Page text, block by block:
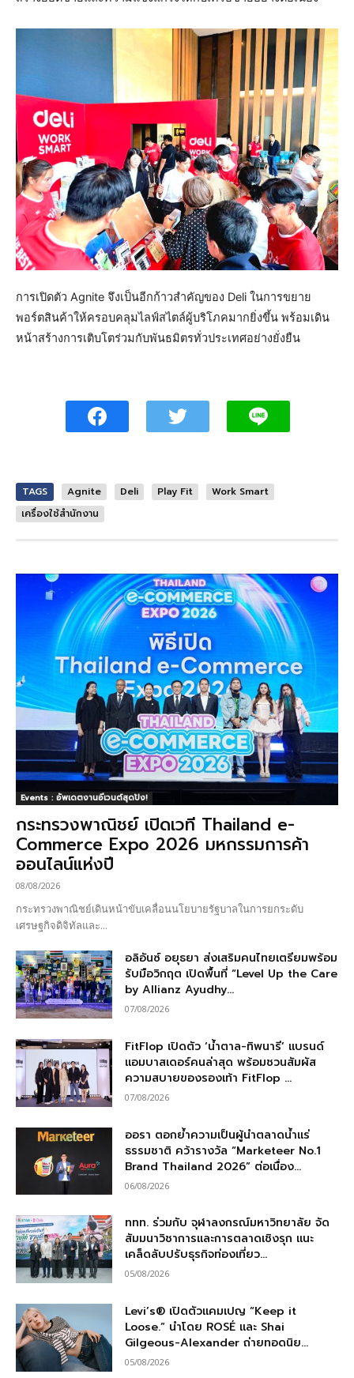
การเปิดตัว Agnite จึงเป็นอีกก้าวสำคัญของ Deli ในการขยาย
พอร์ตสินค้าให้ครอบคลุมไลฟ์สไตล์ผู้บริโภคมากยิ่งขึ้น พร้อมเดิน
หน้าสร้างการเติบโตร่วมกับพันธมิตรทั่วประเทศอย่างยั่งยืน
TAGS Agnite Deli Play Fit
Work Smart
เครื่องใช้สำนักงาน
Events : อัพเดตงานอีเวนต์สุดปัง!
กระทรวงพาณิชย์ เปิดเวที Thailand e-
Commerce Expo 2026 มหกรรมการค้า
ออนไลน์แห่งปี
08/08/2026
กระทรวงพาณิชย์เดินหน้าขับเคลื่อนนโยบายรัฐบาลในการยกระดับ
เศรษฐกิจดิจิทัลและ...
อลิอันซ์ อยุธยา ส่งเสริมคนไทยเตรียมพร้อม
รับมือวิกฤต เปิดพื้นที่ “Level Up the Care
by Allianz Ayudhy...
07/08/2026
FitFlop เปิดตัว ‘น้ำตาล-ทิพนารี’ แบรนด์
แอมบาสเดอร์คนล่าสุด พร้อมชวนสัมผัส
ความสบายของรองเท้า FitFlop ...
07/08/2026
ออรา ตอกย้ำความเป็นผู้นำตลาดน้ำแร่
ธรรมชาติ คว้ารางวัล “Marketeer No.1
Brand Thailand 2026” ต่อเนื่อง...
06/08/2026
ททท. ร่วมกับ จุฬาลงกรณ์มหาวิทยาลัย จัด
สัมมนาวิชาการและการตลาดเชิงรุก แนะ
เคล็ดลับปรับธุรกิจท่องเที่ยว...
05/08/2026
Levi’s® เปิดตัวแคมเปญ “Keep it
Loose.” นำโดย ROSÉ และ Shai
Gilgeous-Alexander ถ่ายทอดนิย...
05/08/2026